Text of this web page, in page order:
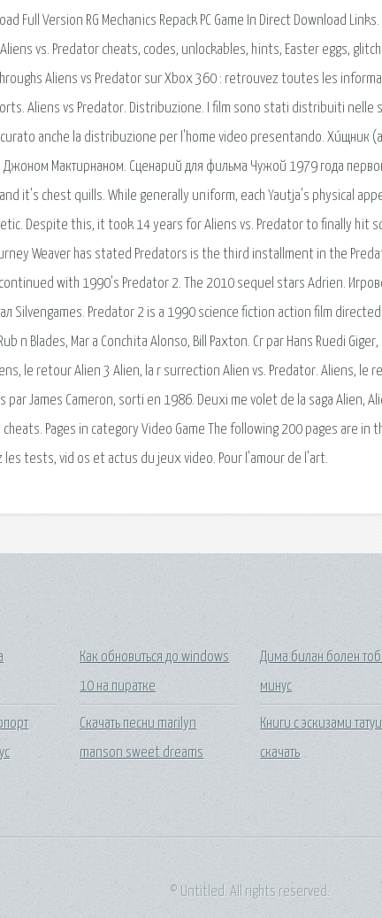
Full Version RG Mechanics Repack PC Game In Direct Download Links.
vs. Predator cheats, codes, unlockables, hints, Easter eggs,
Aliens vs Predator sur Xbox 360 : retrouvez toutes les
Aliens vs Predator. Distribuzione. I film sono stati distribuiti nelle
anche la distribuzione per l'home video presentando. Хи́щник
Джоном Мактирнаном. Сценарий для фильма Чужой 1979 года
it's chest quills. While generally uniform, each Yautja's physical
Despite this, it took 14 years for Aliens vs. Predator to finally hit
Weaver has stated Predators is the third installment in the
with 1990's Predator 2. The 2010 sequel stars Adrien.
Silvengames. Predator 2 is a 1990 science fiction action film
n Blades, Mar a Conchita Alonso, Bill Paxton. Cr par Hans Ruedi Giger,
le retour Alien 3 Alien, la r surrection Alien vs. Predator. Aliens, le
James Cameron, sorti en 1986. Deuxi me volet de la saga Alien,
Pages in category Video Game The following 200 pages are in
tests, vid os et actus du jeux video. Pour l'amour de l'art.
Как обновиться до windows
10 на пиратке
Скачать песни marilyn
manson sweet dreams
Дима билан болен
минус
Книги с эскизами
скачать
© Untitled. All rights reserved.